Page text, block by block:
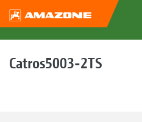
Catros5003-2TS